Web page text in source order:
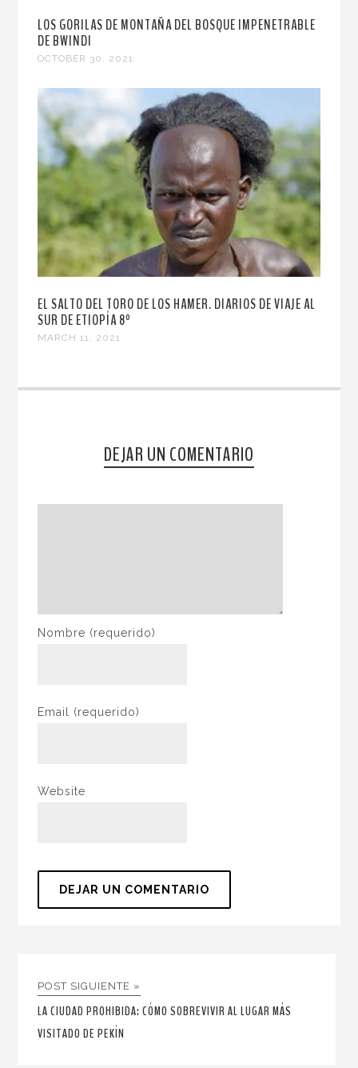
LOS GORILAS DE MONTAÑA DEL BOSQUE IMPENETRABLE
DE BWINDI
OCTOBER 30, 2021
EL SALTO DEL TORO DE LOS HAMER. DIARIOS DE VIAJE AL
SUR DE ETIOPÍA 8º
MARCH 11, 2021
DEJAR UN COMENTARIO
Nombre (requerido)
Email (requerido)
Website
POST SIGUIENTE »
LA CIUDAD PROHIBIDA: CÓMO SOBREVIVIR AL LUGAR MÁS
VISITADO DE PEKÍN